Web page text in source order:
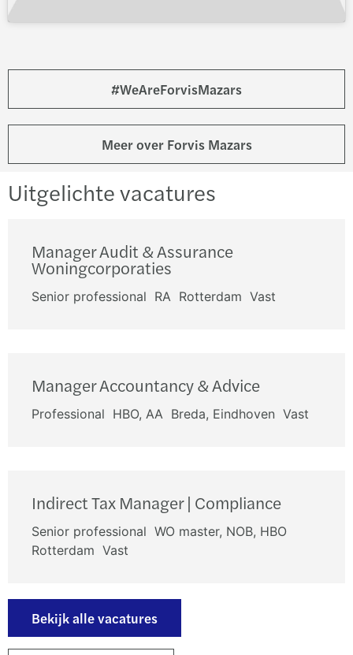
#WeAreForvisMazars
Meer over Forvis Mazars
Uitgelichte vacatures
Manager Audit & Assurance
Woningcorporaties
Senior professional RA Rotterdam Vast
Manager Accountancy & Advice
Professional HBO, AA Breda, Eindhoven Vast
Indirect Tax Manager | Compliance
Senior professional WO master, NOB, HBO
Rotterdam Vast
Bekijk alle vacatures